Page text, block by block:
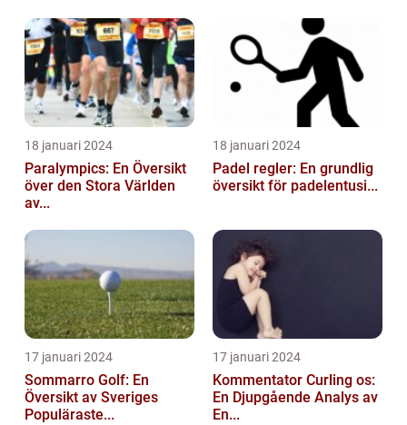
18 januari 2024
Paralympics: En Översikt
över den Stora Världen
av...
18 januari 2024
Padel regler: En grundlig
översikt för padelentusi...
17 januari 2024
Sommarro Golf: En
Översikt av Sveriges
Populäraste...
17 januari 2024
Kommentator Curling os:
En Djupgående Analys av
En...